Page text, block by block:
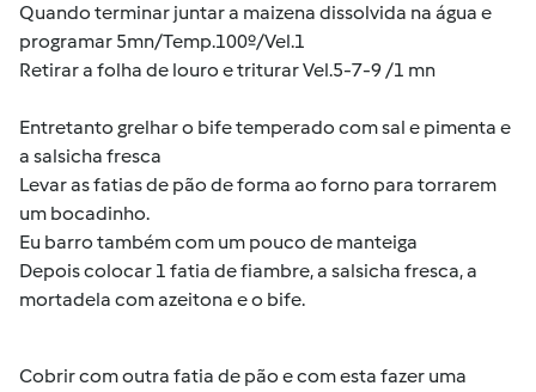
Quando terminar juntar a maizena dissolvida na água e
programar 5mn/Temp.100º/Vel.1
Retirar a folha de louro e triturar Vel.5-7-9 /1 mn
Entretanto grelhar o bife temperado com sal e pimenta e
a salsicha fresca
Levar as fatias de pão de forma ao forno para torrarem
um bocadinho.
Eu barro também com um pouco de manteiga
Depois colocar 1 fatia de fiambre, a salsicha fresca, a
mortadela com azeitona e o bife.
Cobrir com outra fatia de pão e com esta fazer uma